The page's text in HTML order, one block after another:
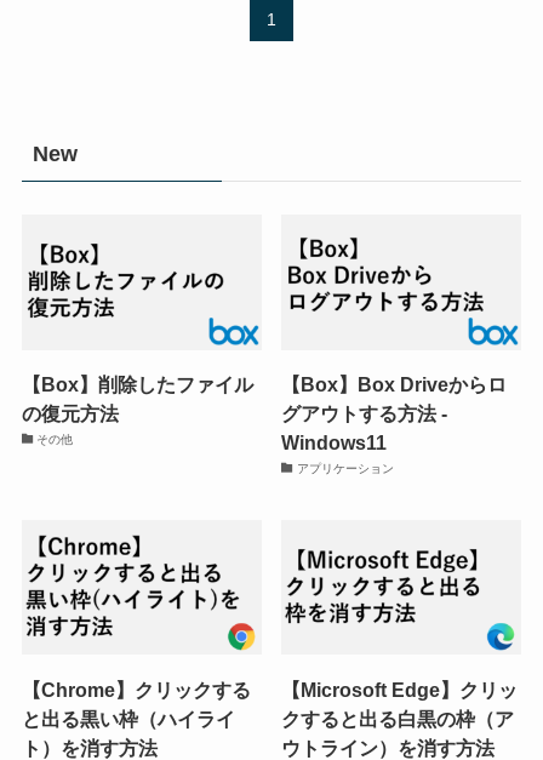
1
New
【Box】削除したファイル
の復元方法
その他
【Box】Box Driveからロ
グアウトする方法 -
Windows11
アプリケーション
【Chrome】クリックする
と出る黒い枠（ハイライ
ト）を消す方法
【Microsoft Edge】クリッ
クすると出る白黒の枠（ア
ウトライン）を消す方法